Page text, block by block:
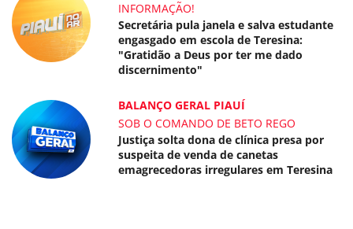
INFORMAÇÃO!
Secretária pula janela e salva estudante
engasgado em escola de Teresina:
"Gratidão a Deus por ter me dado
discernimento"
BALANÇO GERAL PIAUÍ
SOB O COMANDO DE BETO REGO
Justiça solta dona de clínica presa por
suspeita de venda de canetas
emagrecedoras irregulares em Teresina